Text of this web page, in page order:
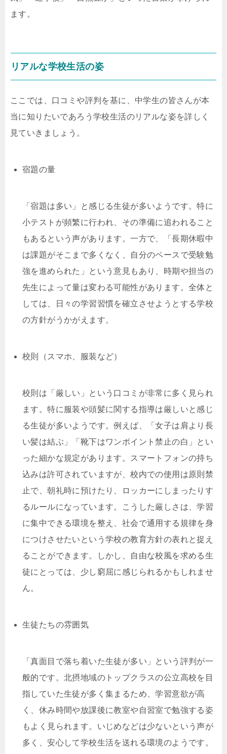
ます。
リアルな学校生活の姿
ここでは、口コミや評判を基に、中学生の皆さんが本
当に知りたいであろう学校生活のリアルな姿を詳しく
見ていきましょう。
宿題の量
「宿題は多い」と感じる生徒が多いようです。特に
小テストが頻繁に行われ、その準備に追われること
もあるという声があります。一方で、「長期休暇中
は課題がそこまで多くなく、自分のペースで受験勉
強を進められた」という意見もあり、時期や担当の
先生によって量は変わる可能性があります。全体と
しては、日々の学習習慣を確立させようとする学校
の方針がうかがえます。
校則（スマホ、服装など）
校則は「厳しい」という口コミが非常に多く見られ
ます。特に服装や頭髪に関する指導は厳しいと感じ
る生徒が多いようです。例えば、「女子は肩より長
い髪は結ぶ」「靴下はワンポイント禁止の白」とい
った細かな規定があります。スマートフォンの持ち
込みは許可されていますが、校内での使用は原則禁
止で、朝礼時に預けたり、ロッカーにしまったりす
るルールになっています。こうした厳しさは、学習
に集中できる環境を整え、社会で通用する規律を身
につけさせたいという学校の教育方針の表れと捉え
ることができます。しかし、自由な校風を求める生
徒にとっては、少し窮屈に感じられるかもしれませ
ん。
生徒たちの雰囲気
「真面目で落ち着いた生徒が多い」という評判が一
般的です。北摂地域のトップクラスの公立高校を目
指していた生徒が多く集まるため、学習意欲が高
く、休み時間や放課後に教室や自習室で勉強する姿
もよく見られます。いじめなどは少ないという声が
多く、安心して学校生活を送れる環境のようです。